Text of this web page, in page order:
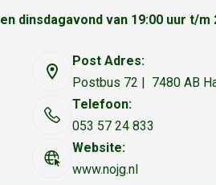
en dinsdagavond van 19:00 uur t/m
Post Adres:
Postbus 72 | 7480 AB
Telefoon:
053 57 24 833
Website:
www.nojg.nl